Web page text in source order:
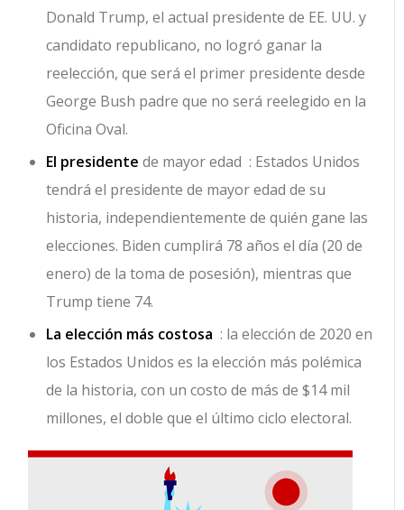
Donald Trump, el actual presidente de EE. UU. y
candidato republicano, no logró ganar la
reelección, que será el primer presidente desde
George Bush padre que no será reelegido en la
Oficina Oval.
El presidente de mayor edad : Estados Unidos
tendrá el presidente de mayor edad de su
historia, independientemente de quién gane las
elecciones. Biden cumplirá 78 años el día (20 de
enero) de la toma de posesión), mientras que
Trump tiene 74.
La elección más costosa : la elección de 2020 en
los Estados Unidos es la elección más polémica
de la historia, con un costo de más de $14 mil
millones, el doble que el último ciclo electoral.